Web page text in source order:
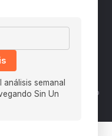
· Términos De Uso
semanal
Sin Un